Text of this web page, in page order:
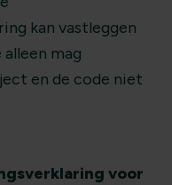
kan vastleggen
mag
en de code niet
voor